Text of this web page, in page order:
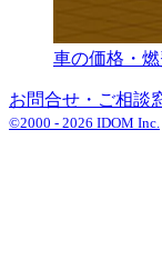
車の価格・
お問合せ・ご相談
©2000 - 2026 IDOM Inc.